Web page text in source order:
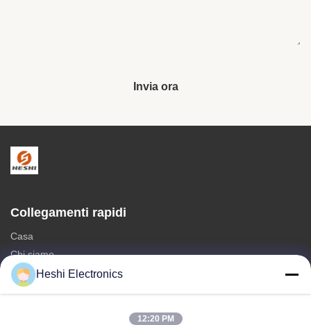
Invia ora
Collegamenti rapidi
Casa
Chi siamo
prodotti
Contattici
Heshi Electronics
12:20 PM